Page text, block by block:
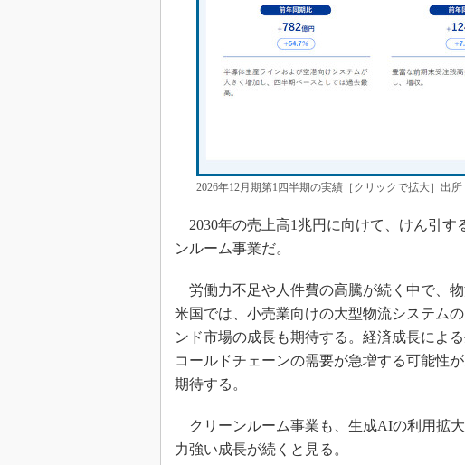
2026年12月期第1四半期の実績［クリックで拡大］出所
2030年の売上高1兆円に向けて、けん引す
ンルーム事業だ。
労働力不足や人件費の高騰が続く中で、
米国では、小売業向けの大型物流システム
ンド市場の成長も期待する。経済成長によ
コールドチェーンの需要が急増する可能性
期待する。
クリーンルーム事業も、生成AIの利用拡
力強い成長が続くと見る。